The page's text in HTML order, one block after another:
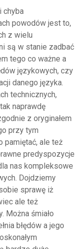
chyba
powodów jest to,
z wielu
są w stanie zadbać
tego co ważne a
językowych, czy
danego języka.
technicznych,
naprawdę
z oryginałem
przy tym
pamiętać, ale też
predyspozycje
nas kompleksowe
Dojdziemy
sprawę iż
ale też
Można śmiało
błędów a jego